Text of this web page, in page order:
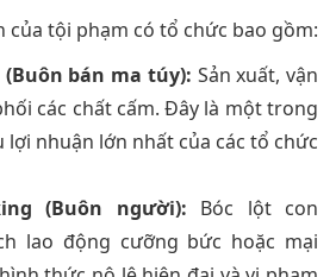
của tội phạm có tổ chức bao gồm:
bán ma túy): Sản xuất, vận
các chất cấm. Đây là một trong
nhuận lớn nhất của các tổ chức
(Buôn người): Bóc lột con
lao động cưỡng bức hoặc mại